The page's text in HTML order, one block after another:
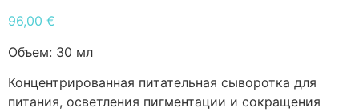
96,00 €
Объем: 30 мл
Концентрированная питательная сыворотка для
питания, осветления пигментации и сокращения